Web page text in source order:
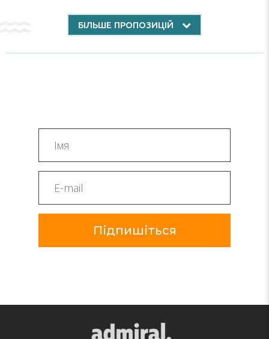
Виселення 01.09.2026
Інші послуги:
БІЛЬШЕ ПРОПОЗИЦІЙ
Підпишіться